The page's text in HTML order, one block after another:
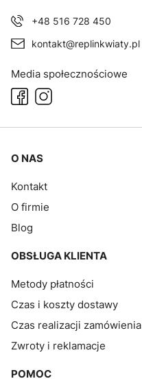
+48 516 728 450
kontakt@replinkwiaty.pl
Media społecznościowe
Linki w stopce
O NAS
Kontakt
O firmie
Blog
OBSŁUGA KLIENTA
Metody płatności
Czas i koszty dostawy
Czas realizacji zamówienia
Zwroty i reklamacje
POMOC